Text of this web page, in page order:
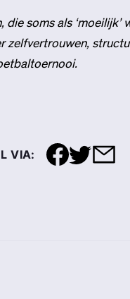
soms als
VIA: